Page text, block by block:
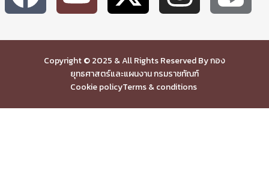
Copyright © 2025 & All Rights Reserved By กอง
ยุทธศาสตร์และแผนงาน กรมราชทัณฑ์
Cookie policyTerms & conditions